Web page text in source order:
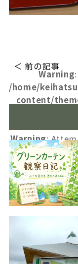
＜ 前の記事
Warning
/home/
content/
Warning:
/home/
content/